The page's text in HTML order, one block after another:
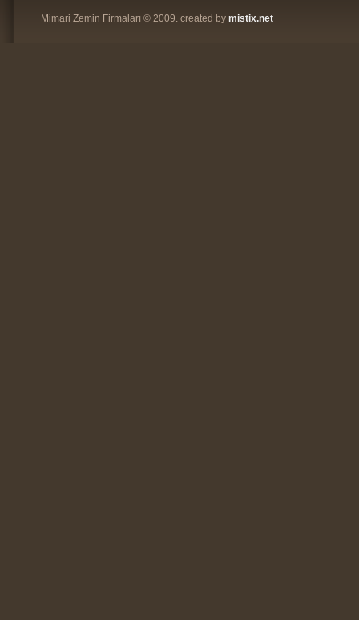
Mimari Zemin Firmaları © 2009. created by mistix.net